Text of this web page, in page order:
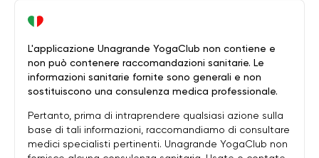
L'applicazione Unagrande YogaClub non contiene e
non può contenere raccomandazioni sanitarie. Le
informazioni sanitarie fornite sono generali e non
sostituiscono una consulenza medica professionale.
Pertanto, prima di intraprendere qualsiasi azione sulla
base di tali informazioni, raccomandiamo di consultare
medici specialisti pertinenti. Unagrande YogaClub non